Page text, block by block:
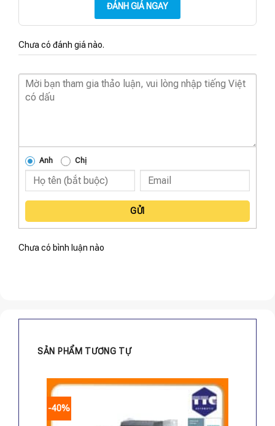
ĐÁNH GIÁ NGAY
Chưa có đánh giá nào.
Anh Chị
GỬI
Chưa có bình luận nào
SẢN PHẨM TƯƠNG TỰ
-40%